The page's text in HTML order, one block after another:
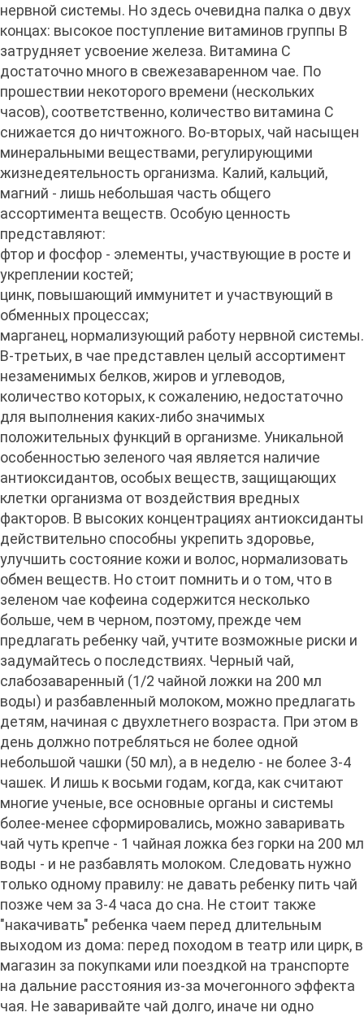
нервной системы. Но здесь очевидна палка о двух
концах: высокое поступление витаминов группы В
затрудняет усвоение железа. Витамина С
достаточно много в свежезаваренном чае. По
прошествии некоторого времени (нескольких
часов), соответственно, количество витамина С
снижается до ничтожного. Во-вторых, чай насыщен
минеральными веществами, регулирующими
жизнедеятельность организма. Калий, кальций,
магний - лишь небольшая часть общего
ассортимента веществ. Особую ценность
представляют:
фтор и фосфор - элементы, участвующие в росте и
укреплении костей;
цинк, повышающий иммунитет и участвующий в
обменных процессах;
марганец, нормализующий работу нервной системы.
В-третьих, в чае представлен целый ассортимент
незаменимых белков, жиров и углеводов,
количество которых, к сожалению, недостаточно
для выполнения каких-либо значимых
положительных функций в организме. Уникальной
особенностью зеленого чая является наличие
антиоксидантов, особых веществ, защищающих
клетки организма от воздействия вредных
факторов. В высоких концентрациях антиоксиданты
действительно способны укрепить здоровье,
улучшить состояние кожи и волос, нормализовать
обмен веществ. Но стоит помнить и о том, что в
зеленом чае кофеина содержится несколько
больше, чем в черном, поэтому, прежде чем
предлагать ребенку чай, учтите возможные риски и
задумайтесь о последствиях. Черный чай,
слабозаваренный (1/2 чайной ложки на 200 мл
воды) и разбавленный молоком, можно предлагать
детям, начиная с двухлетнего возраста. При этом в
день должно потребляться не более одной
небольшой чашки (50 мл), а в неделю - не более 3-4
чашек. И лишь к восьми годам, когда, как считают
многие ученые, все основные органы и системы
более-менее сформировались, можно заваривать
чай чуть крепче - 1 чайная ложка без горки на 200 мл
воды - и не разбавлять молоком. Следовать нужно
только одному правилу: не давать ребенку пить чай
позже чем за 3-4 часа до сна. Не стоит также
"накачивать" ребенка чаем перед длительным
выходом из дома: перед походом в театр или цирк, в
магазин за покупками или поездкой на транспорте
на дальние расстояния из-за мочегонного эффекта
чая. Не заваривайте чай долго, иначе ни одно